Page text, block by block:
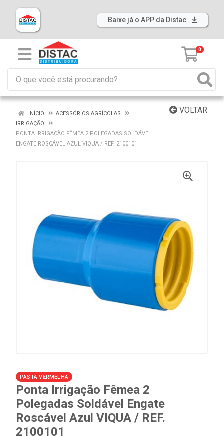
Baixe já o APP da Distac
0
VOLTAR
INÍCIO
ACESSÓRIOS AGRÍCOLAS
IRRIGAÇÃO
PONTA IRRIGAÇÃO FÊMEA 2 POLEGADAS SOLDÁVEL
ENGATE ROSCÁVEL AZUL VIQUA / REF. 2100101
PASTA VERMELHA
Ponta Irrigação Fêmea 2
Polegadas Soldável Engate
Roscável Azul VIQUA / REF.
2100101